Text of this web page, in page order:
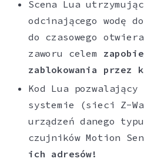
Scena Lua
odcinającego wodę
do czasowego
zaworu celem
zablokowania przez
Kod Lua
systemie (sieci Z-
urządzeń danego
czujników Motion
ich adresów!